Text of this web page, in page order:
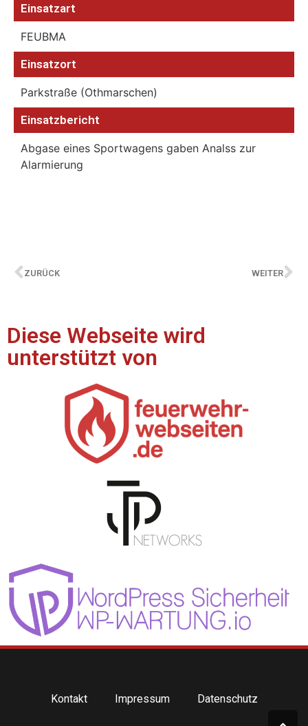
Einsatzart
FEUBMA
Einsatzort
Parkstraße (Othmarschen)
Einsatzbericht
Abgase eines Sportwagens gaben Analss zur
Alarmierung
ZURÜCK WEITER
Diese Webseite wird
unterstützt von
Kontakt Impressum Datenschutz